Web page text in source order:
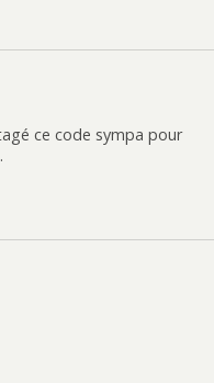
ce code sympa pour